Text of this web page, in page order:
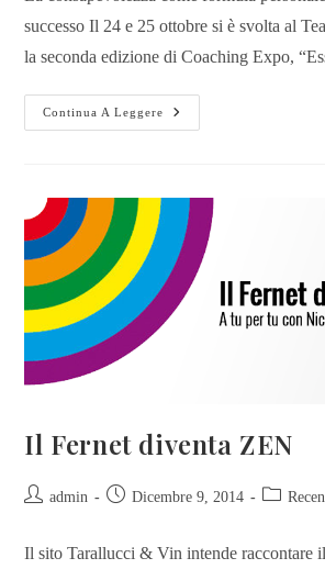
successo Il 24 e 25 ottobre si è svolta al
la seconda edizione di Coaching Expo,
Continua A Leggere
Il Fernet diventa ZEN
admin Dicembre 9, 2014
Il sito Tarallucci & Vin intende raccontare